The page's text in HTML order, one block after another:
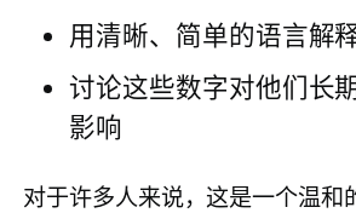
用清晰、简单的语言解
讨论这些数字对他们长
影响
对于许多人来说，这是一个温和